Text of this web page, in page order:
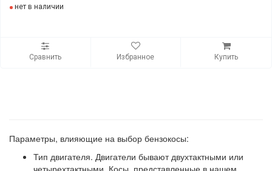
нет в наличии
Сравнить Избранное Купить
Параметры, влияющие на выбор бензокосы:
Тип двигателя. Двигатели бывают двухтактными или